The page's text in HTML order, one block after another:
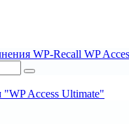
WP-Recall WP
Access Ultimate"